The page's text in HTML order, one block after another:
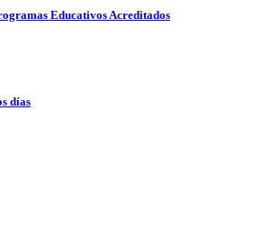
Educativos Acreditados
días